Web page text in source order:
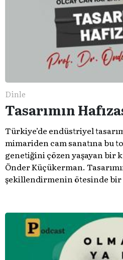
Dinle
Tasarımın
Türkiye’de endüstriyel
mimariden cam sanatına bu
genetiğini çözen yaşayan bir
Önder Küçükerman.
şekillendirmenin ötesinde bir